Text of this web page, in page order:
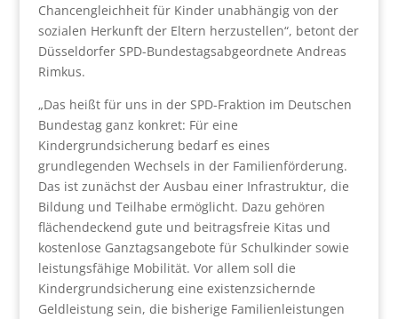
Chancengleichheit für Kinder unabhängig von der
sozialen Herkunft der Eltern herzustellen“, betont der
Düsseldorfer SPD-Bundestagsabgeordnete Andreas
Rimkus.
„Das heißt für uns in der SPD-Fraktion im Deutschen
Bundestag ganz konkret: Für eine
Kindergrundsicherung bedarf es eines
grundlegenden Wechsels in der Familienförderung.
Das ist zunächst der Ausbau einer Infrastruktur, die
Bildung und Teilhabe ermöglicht. Dazu gehören
flächendeckend gute und beitragsfreie Kitas und
kostenlose Ganztagsangebote für Schulkinder sowie
leistungsfähige Mobilität. Vor allem soll die
Kindergrundsicherung eine existenzsichernde
Geldleistung sein, die bisherige Familienleistungen